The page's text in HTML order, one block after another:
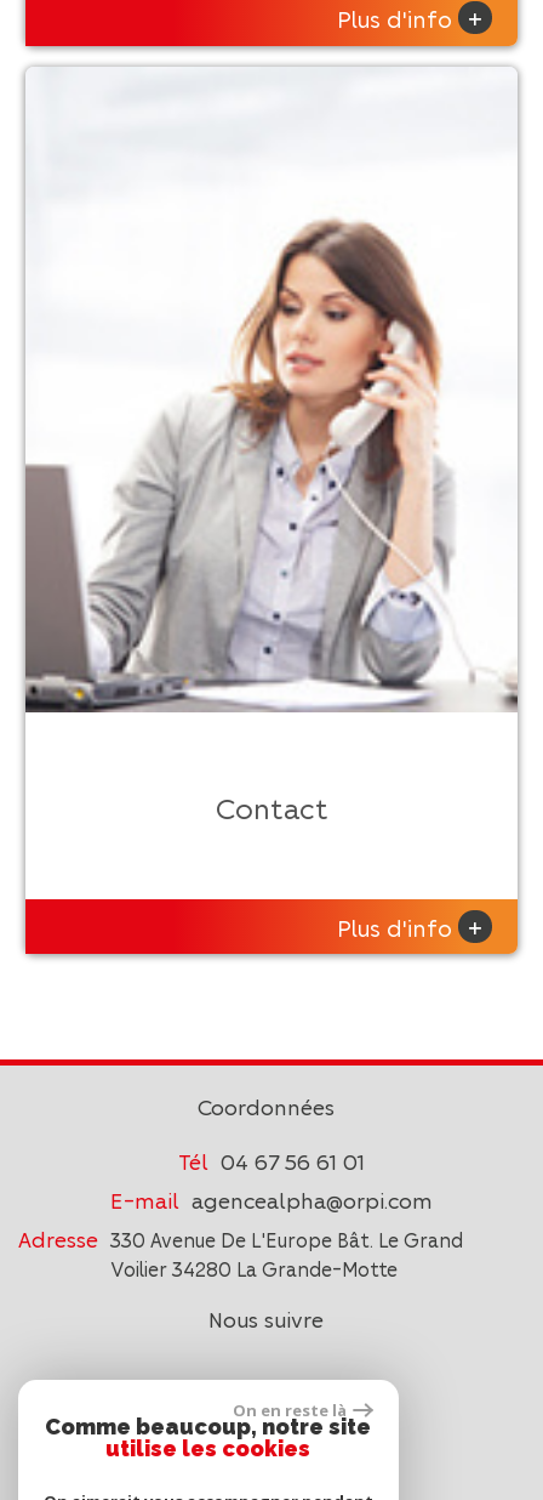
Plus d'info +
Contact
Plus d'info +
Coordonnées
Tél 04 67 56 61 01
E-mail agencealpha@orpi.com
Adresse 330 Avenue De L'Europe Bât. Le Grand
Voilier 34280 La Grande-Motte
Nous suivre
On en reste là
Comme beaucoup, notre site
utilise les cookies